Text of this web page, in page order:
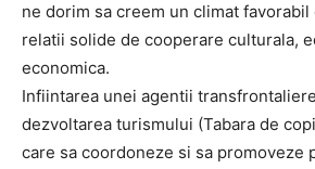
ne dorim sa creem un climat
relatii solide de cooperare culturala,
economica.
Infiintarea unei agentii
dezvoltarea turismului (Tabara de
care sa coordoneze si sa promoveze